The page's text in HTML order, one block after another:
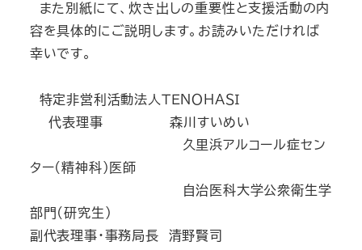
また別紙にて、炊き出しの重要性と支援活動の内
容を具体的にご説明します。お読みいただければ
幸いです。
特定非営利活動法人ＴＥＮＯＨＡＳＩ
代表理事 森川すいめい
久里浜アルコール症セン
ター(精神科)医師
自治医科大学公衆衛生学
部門(研究生)
副代表理事・事務局長 清野賢司